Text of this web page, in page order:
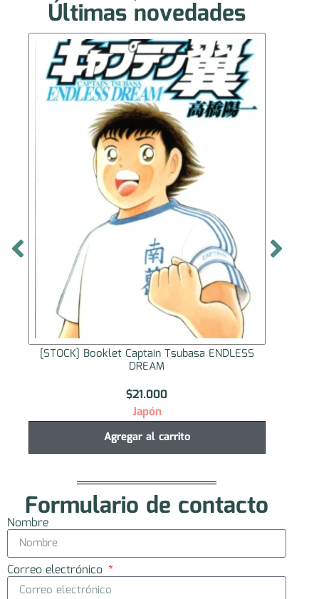
Últimas novedades
[STOCK] Booklet Captain Tsubasa ENDLESS
DREAM
$21.000
Japón
Agregar al carrito
Formulario de contacto
Nombre
Correo electrónico